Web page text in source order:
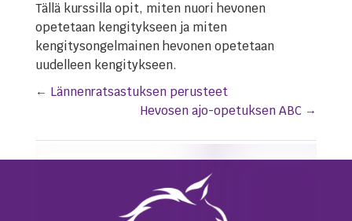
Tällä kurssilla opit, miten nuori hevonen
opetetaan kengitykseen ja miten
kengitysongelmainen hevonen opetetaan
uudelleen kengitykseen.
Lännenratsastuksen perusteet
Hevosen ajo-opetuksen ABC